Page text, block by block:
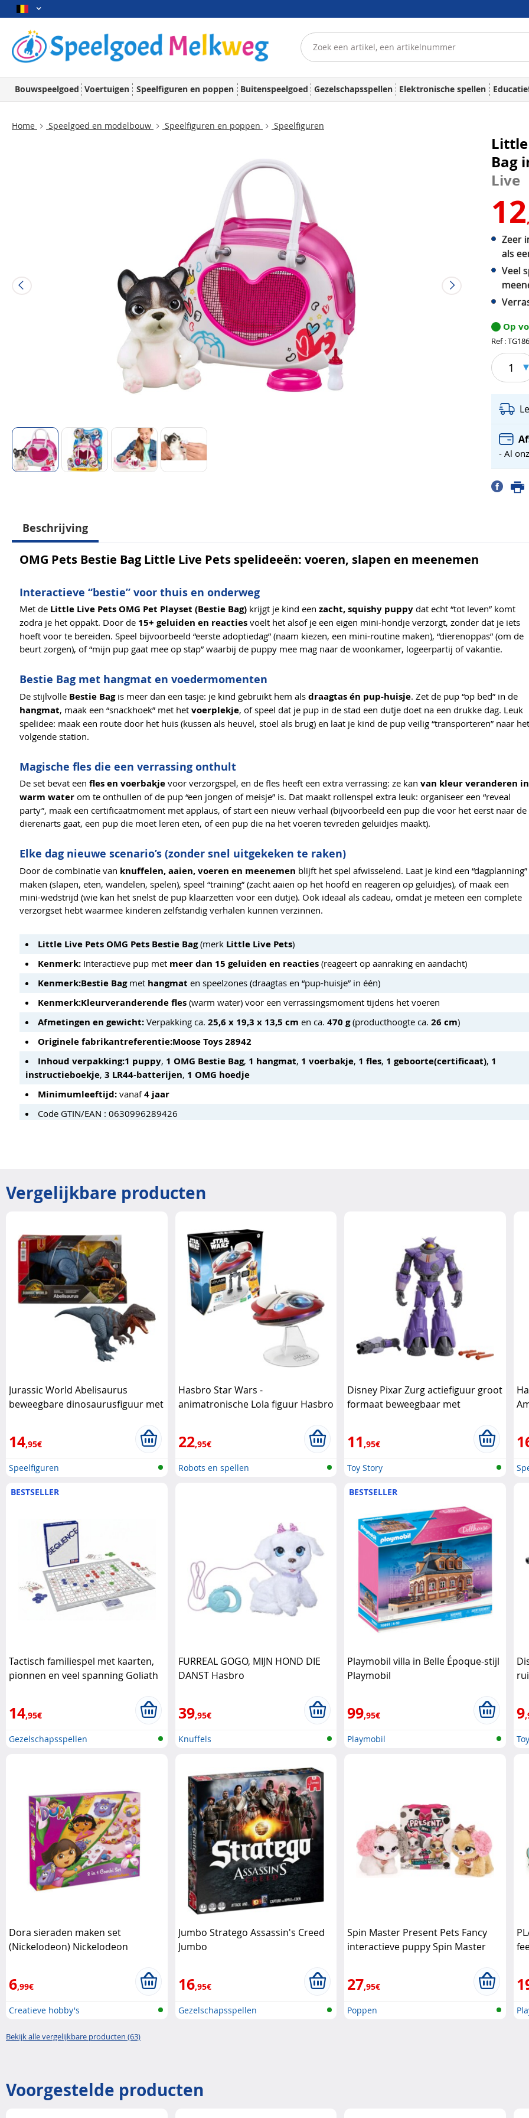
Bouwspeelgoed Voertuigen Speelfiguren en poppen Buitenspeelgoed Gezelschapsspellen Elektronische spellen
Home Speelgoed en modelbouw Speelfiguren en poppen Speelfiguren
Little
Bag
Live
12
Zeer
als
Veel
Op
Ref :
1
- Al
Beschrijving
OMG Pets Bestie Bag Little Live Pets spelideeën: voeren, slapen en meenemen
Interactieve “bestie” voor thuis en onderweg
Met de Little Live Pets OMG Pet Playset (Bestie Bag) krijgt je kind een zacht, squishy puppy dat echt “tot leven” komt
zodra je het oppakt. Door de 15+ geluiden en reacties voelt het alsof je een eigen mini-hondje verzorgt, zonder dat je iets
hoeft voor te bereiden. Speel bijvoorbeeld “eerste adoptiedag” (naam kiezen, een mini-routine maken), “dierenoppas” (om de
beurt zorgen), of “mijn pup gaat mee op stap” waarbij de puppy mee mag naar de woonkamer, logeerpartij of vakantie.
Bestie Bag met hangmat en voedermomenten
De stijlvolle Bestie Bagis meer dan een tasje: je kind gebruikt hem als draagtas én pup-huisje. Zet de pup “op bed” in de
hangmat, maak een “snackhoek” met het voerplekje, of speel dat je pup in de stad een dutje doet na een drukke dag. Leuk
spelidee: maak een route door het huis (kussen als heuvel, stoel als brug) en laat je kind de pup veilig “transporteren” naar het
volgende station.
Magische fles die een verrassing onthult
De set bevat een fles en voerbakje voor verzorgspel, en de fles heeft een extra verrassing: ze kan van kleur veranderen in
warm water om te onthullen of de pup “een jongen of meisje” is. Dat maakt rollenspel extra leuk: organiseer een “reveal
party”, maak een certificaatmoment met applaus, of start een nieuw verhaal (bijvoorbeeld een pup die voor het eerst naar de
dierenarts gaat, een pup die moet leren eten, of een pup die na het voeren tevreden geluidjes maakt).
Elke dag nieuwe scenario’s (zonder snel uitgekeken te raken)
Door de combinatie van knuffelen, aaien, voeren en meenemen blijft het spel afwisselend. Laat je kind een “dagplanning”
maken (slapen, eten, wandelen, spelen), speel “training” (zacht aaien op het hoofd en reageren op geluidjes), of maak een
mini-wedstrijd (wie kan het snelst de pup klaarzetten voor een dutje). Ook ideaal als cadeau, omdat je meteen een complete
verzorgset hebt waarmee kinderen zelfstandig verhalen kunnen verzinnen.
Little Live Pets OMG Pets Bestie Bag(merk Little Live Pets)
Kenmerk: Interactieve pup met meer dan 15 geluiden en reacties (reageert op aanraking en aandacht)
Kenmerk:Bestie Bagmet hangmat en speelzones (draagtas en “pup-huisje” in één)
Kenmerk:Kleurveranderende fles (warm water) voor een verrassingsmoment tijdens het voeren
Afmetingen en gewicht: Verpakking ca. 25,6 x 19,3 x 13,5 cm en ca. 470 g(producthoogte ca. 26 cm)
Originele fabrikantreferentie:Moose Toys 28942
Inhoud verpakking:1 puppy, 1 OMG Bestie Bag, 1 hangmat, 1 voerbakje, 1 fles, 1 geboorte(certificaat), 1
instructieboekje, 3 LR44-batterijen, 1 OMG hoedje
Minimumleeftijd: vanaf4 jaar
Code GTIN/EAN : 0630996289426
Vergelijkbare producten
Jurassic World Abelisaurus
beweegbare dinosaurusfiguur met
14,95€
Speelfiguren
Hasbro Star Wars -
animatronische Lola figuur Hasbro
22,95€
Robots en spellen
Disney Pixar Zurg actiefiguur groot
formaat beweegbaar met
11,95€
Toy Story
BESTSELLER
Tactisch familiespel met kaarten,
pionnen en veel spanning Goliath
14,95€
Gezelschapsspellen
FURREAL GOGO, MIJN HOND DIE
DANST Hasbro
39,95€
Knuffels
BESTSELLER
Playmobil villa in Belle Époque-stijl
Playmobil
99,95€
Playmobil
9
Dora sieraden maken set
(Nickelodeon) Nickelodeon
6,99€
Creatieve hobby's
Jumbo Stratego Assassin's Creed
Jumbo
16,95€
Gezelschapsspellen
Spin Master Present Pets Fancy
interactieve puppy Spin Master
27,95€
Poppen
Bekijk alle vergelijkbare producten (63)
Voorgestelde producten